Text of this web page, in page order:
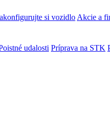
si vozidlo Akcie a
udalosti Príprava na STK